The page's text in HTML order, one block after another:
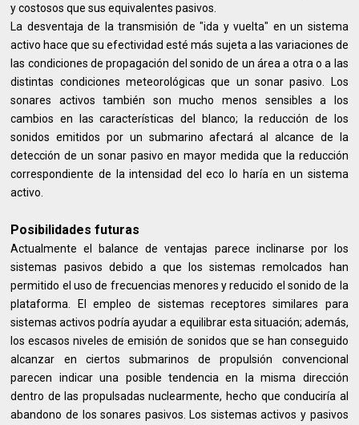
y costosos que sus equivalentes pasivos.
La desventaja de la transmisión de "ida y vuelta" en un sistema
activo hace que su efectividad esté más sujeta a las variaciones de
las condiciones de propagación del sonido de un área a otra o a las
distintas condiciones meteorológicas que un sonar pasivo. Los
sonares activos también son mucho menos sensibles a los
cambios en las características del blanco; la reducción de los
sonidos emitidos por un submarino afectará al alcance de la
detección de un sonar pasivo en mayor medida que la reducción
correspondiente de la intensidad del eco lo haría en un sistema
activo.
Posibilidades futuras
Actualmente el balance de ventajas parece inclinarse por los
sistemas pasivos debido a que los sistemas remolcados han
permitido el uso de frecuencias menores y reducido el sonido de la
plataforma. El empleo de sistemas receptores similares para
sistemas activos podría ayudar a equilibrar esta situación; además,
los escasos niveles de emisión de sonidos que se han conseguido
alcanzar en ciertos submarinos de propulsión convencional
parecen indicar una posible tendencia en la misma dirección
dentro de las propulsadas nuclearmente, hecho que conduciría al
abandono de los sonares pasivos. Los sistemas activos y pasivos